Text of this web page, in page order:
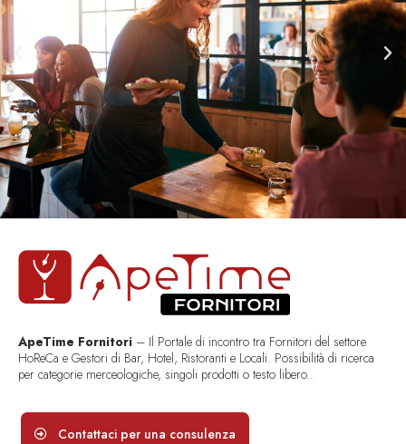
ApeTime Fornitori – Il Portale di incontro tra Fornitori del settore
HoReCa e Gestori di Bar, Hotel, Ristoranti e Locali. Possibilità di ricerca
per categorie merceologiche, singoli prodotti o testo libero..
Contattaci per una consulenza